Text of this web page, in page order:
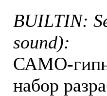
BUILTIN:
sound):
САМО-
набор